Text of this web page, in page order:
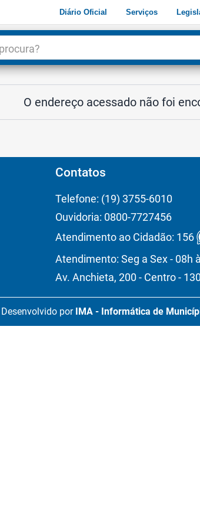
Diário Oficial Serviços
O endereço acessado não foi
Contatos
Telefone: (19) 3755-6010
Ouvidoria: 0800-7727456
Atendimento ao Cidadão: 156
Atendimento: Seg a Sex - 08h
Av. Anchieta, 200 - Centro -
Desenvolvido por IMA - Informática de